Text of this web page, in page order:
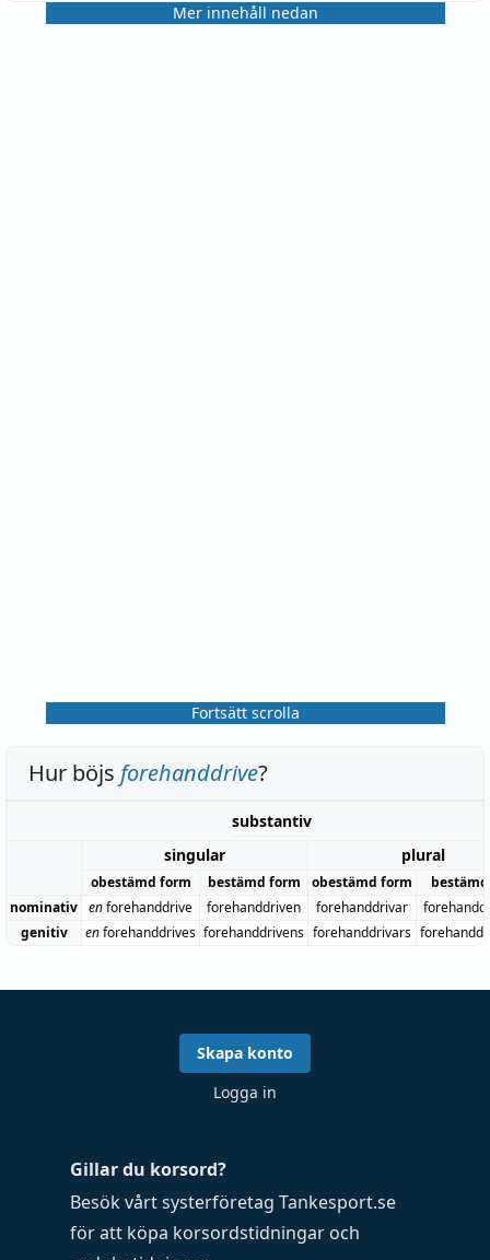
Mer innehåll nedan
Fortsätt scrolla
Hur böjs forehanddrive?
substantiv
singular
plural
obestämd form bestämd form obestämd form
nominativ enforehanddrive forehanddriven forehanddrivar
genitiv
enforehanddrives forehanddrivens forehanddrivars
Gillar du korsord?
Besök vårt systerföretag Tankesport.se
för att köpa korsordstidningar och
Skapa konto
Logga in